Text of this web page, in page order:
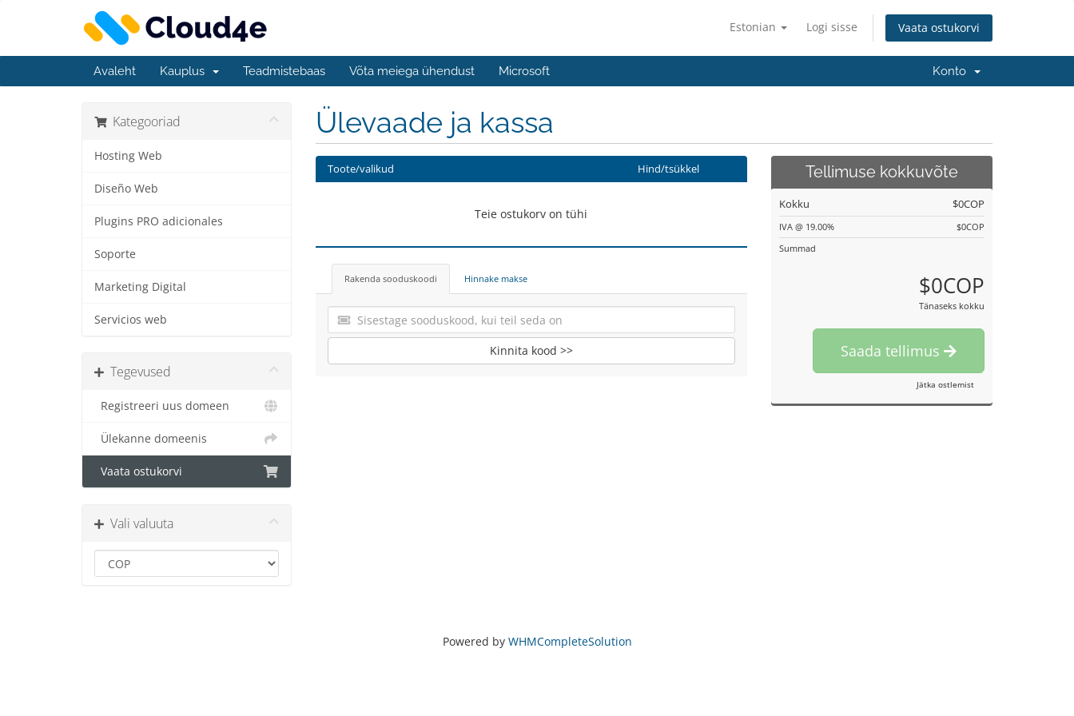
Estonian Logi sisse Vaata ostukorvi
Avaleht Kauplus Teadmistebaas Võta meiega ühendust Microsoft Konto
Kategooriad
Hosting Web
Diseño Web
Plugins PRO adicionales
Soporte
Marketing Digital
Servicios web
Tegevused
Registreeri uus domeen
Ülekanne domeenis
Vaata ostukorvi
Vali valuuta
Ülevaade ja kassa
Toote/valikud Hind/tsükkel
Teie ostukorv on tühi
Rakenda sooduskoodi Hinnake makse
Kinnita kood >>
Tellimuse kokkuvõte
Kokku $0COP
IVA @ 19.00%
$0COP
Summad
$0COP
Tänaseks kokku
Saada tellimus
Jätka ostlemist
Powered by WHMCompleteSolution